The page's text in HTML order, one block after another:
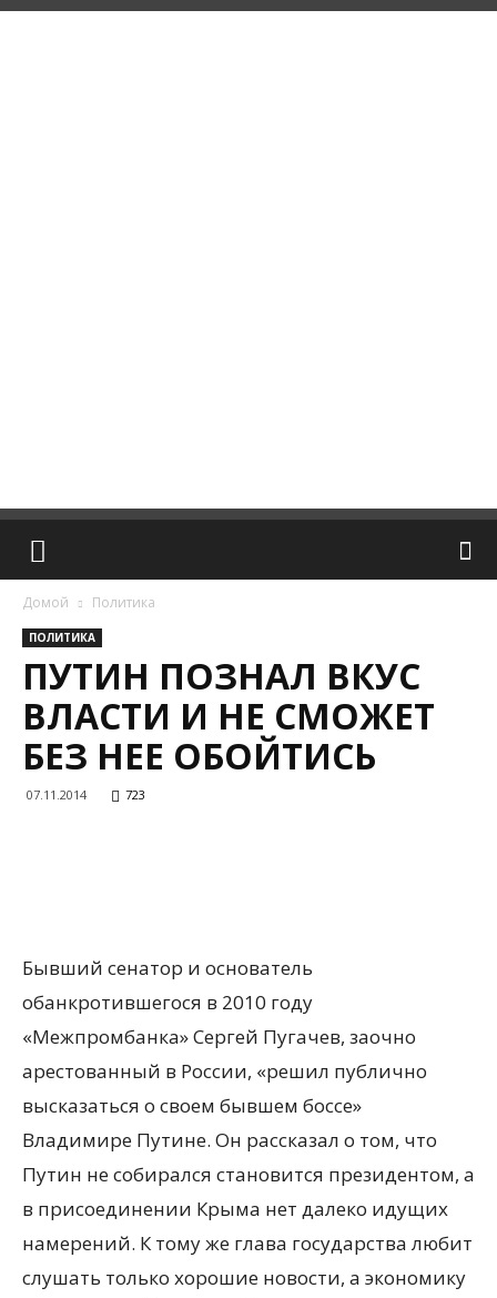
Домой Политика
ПОЛИТИКА
ПУТИН ПОЗНАЛ ВКУС
ВЛАСТИ И НЕ СМОЖЕТ
БЕЗ НЕЕ ОБОЙТИСЬ
07.11.2014 723
Бывший сенатор и основатель
обанкротившегося в 2010 году
«Межпромбанка» Сергей Пугачев, заочно
арестованный в России, «решил публично
высказаться о своем бывшем боссе»
Владимире Путине. Он рассказал о том, что
Путин не собирался становится президентом, а
в присоединении Крыма нет далеко идущих
намерений. К тому же глава государства любит
слушать только хорошие новости, а экономику